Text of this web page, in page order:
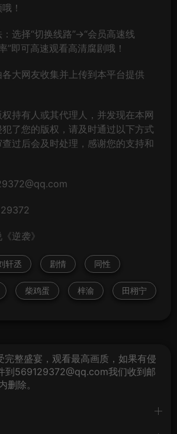
！
选择“切换线路”→“会员高速线
”即可高速观看高清腐剧哦！
大网友收集并上传到本平台提供
持有人或其代理人，并发现在本网
了您的版权，请及时通过以下方式
过后会及时处理，感谢您的支持和
逆袭》
轩丞 剧情 同性
柴鸡蛋 梓渝 田栩宁
完整盛宴，观看最高画质，如果有侵
到569129372@qq.com我们收到邮
删除。